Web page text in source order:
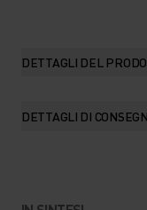
DETTAGLI DEL
DETTAGLI DI